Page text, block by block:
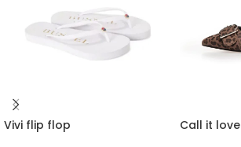
Vivi flip flop Call it love